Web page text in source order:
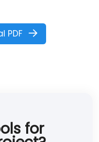
PDF
for